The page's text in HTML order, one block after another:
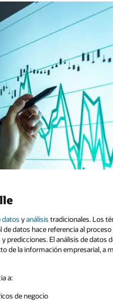
datos yanálisis tradicionales. Los
datos hace referencia al
El análisis de datos
de la información empresarial, a
a:
de negocio